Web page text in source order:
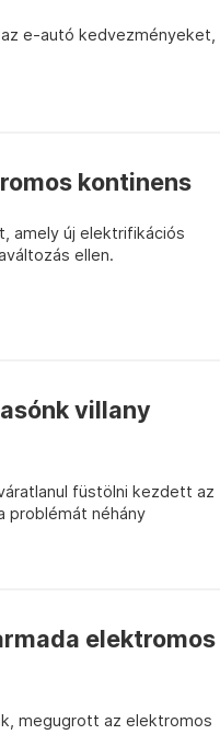
e-autó kedvezményeket,
kontinens
amely új elektrifikációs
ellen.
villany
füstölni kezdett az
problémát néhány
elektromos
megugrott az elektromos